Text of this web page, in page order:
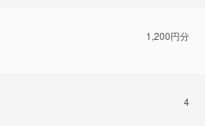
1,200円分
4